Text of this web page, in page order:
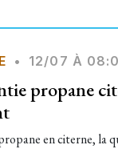
• 12/07 À
propane
en citerne, la